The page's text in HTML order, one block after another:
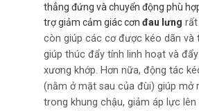
thẳng đứng và chuyển động phù
trợ giảm cảm giác cơnđau lưng rất
còn giúp các cơ được kéo dãn và
giúp thúc đẩy tính linh hoạt và
xương khớp. Hơn nữa, động tác
(nằm ở mặt sau của đùi) giúp mở
trong khung chậu, giảm áp lực